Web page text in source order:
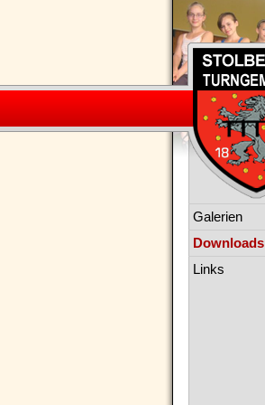
Navigation
Galerien
Downloads
Links